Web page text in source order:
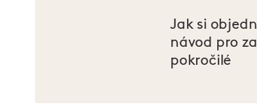
Jak si
návod pro
pokročilé